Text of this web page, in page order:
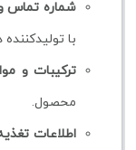
شماره تماس و
با تولیدکننده
ترکیبات و مواد
محصول.
اطلاعات